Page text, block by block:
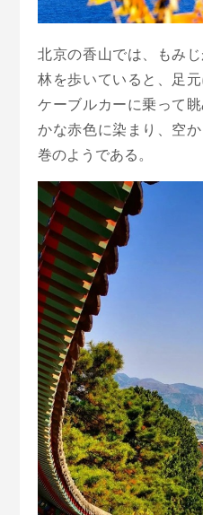
北京の香山では、もみ
林を歩いていると、足
ケーブルカーに乗って
かな赤色に染まり、空
巻のようである。